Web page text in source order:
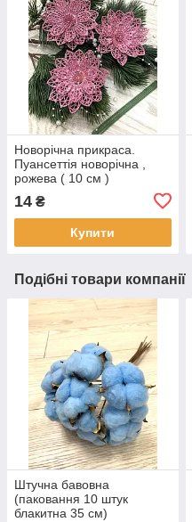
Новорічна прикраса.
Пуансеттія новорічна ,
рожева ( 10 см )
14 ₴
Купити
Подібні товари компанії
Штучна бавовна
(паковання 10 штук
блакитна 35 см)